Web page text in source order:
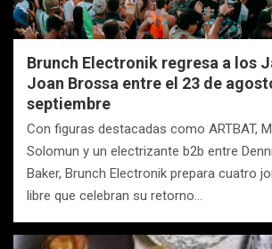
Brunch Electronik regresa a los
Joan Brossa entre el 23 de
septiembre
Con figuras destacadas como ARTBAT,
Solomun y un electrizante b2b entre
Baker, Brunch Electronik prepara cuatro
libre que celebran su retorno…